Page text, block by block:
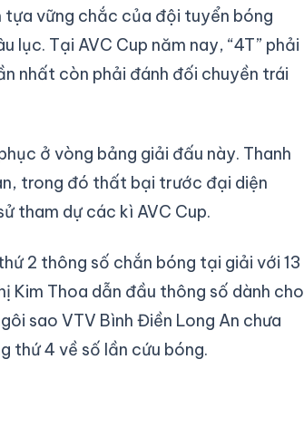
tựa vững chắc của đội tuyển bóng
lục. Tại AVC Cup năm nay, “4T” phải
nhất còn phải đánh đối chuyền trái
ở vòng bảng giải đấu này. Thanh
trong đó thất bại trước đại diện
tham dự các kì AVC Cup.
2 thông số chắn bóng tại giải với 13
Kim Thoa dẫn đầu thông số dành cho
sao VTV Bình Điền Long An chưa
thứ 4 về số lần cứu bóng.